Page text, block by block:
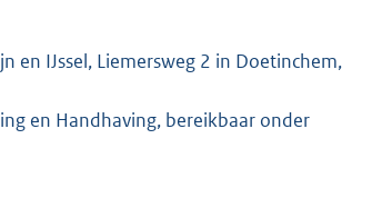
en IJssel, Liemersweg 2 in Doetinchem,
en Handhaving, bereikbaar onder